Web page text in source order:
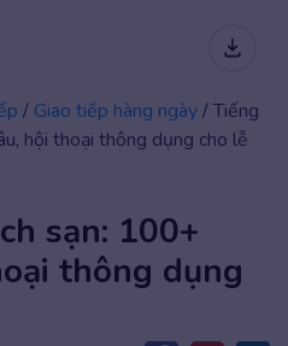
/ Giao tiếp hàng ngày/Tiếng
hội thoại thông dụng cho lễ
sạn: 100+
thông dụng